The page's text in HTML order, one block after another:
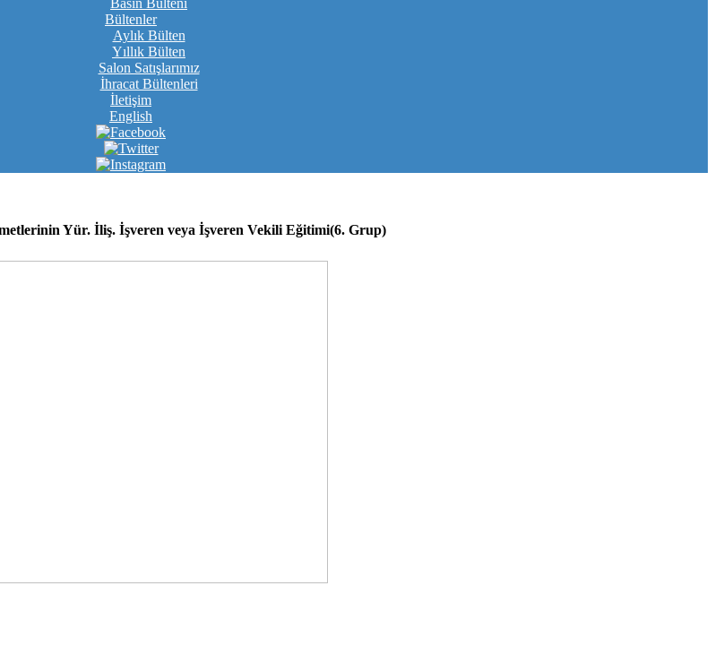
Basın Bülteni
Bültenler
Aylık Bülten
Yıllık Bülten
Salon Satışlarımız
İhracat Bültenleri
İletişim
English
Yür. İliş. İşveren veya İşveren Vekili Eğitimi(6. Grup)